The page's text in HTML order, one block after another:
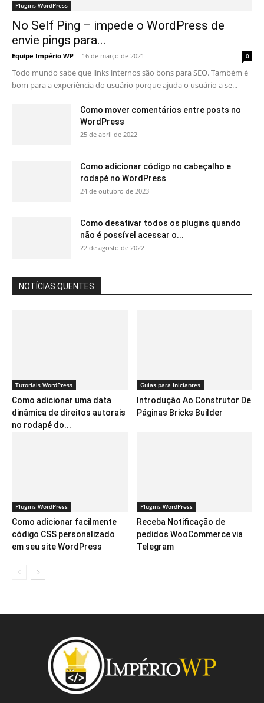
Plugins WordPress
No Self Ping – impede o WordPress de
envie pings para...
Equipe Império WP - 16 de março de 2021 0
Todo mundo sabe que links internos são bons para SEO. Também é
bom para a experiência do usuário porque ajuda o usuário a se...
Como mover comentários entre posts no
WordPress
25 de abril de 2022
Como adicionar código no cabeçalho e
rodapé no WordPress
24 de outubro de 2023
Como desativar todos os plugins quando
não é possível acessar o...
22 de agosto de 2022
NOTÍCIAS QUENTES
Tutoriais WordPress
Como adicionar uma data
dinâmica de direitos autorais
no rodapé do...
Guias para Iniciantes
Introdução Ao Construtor De
Páginas Bricks Builder
Plugins WordPress
Como adicionar facilmente
código CSS personalizado
em seu site WordPress
Plugins WordPress
Receba Notificação de
pedidos WooCommerce via
Telegram